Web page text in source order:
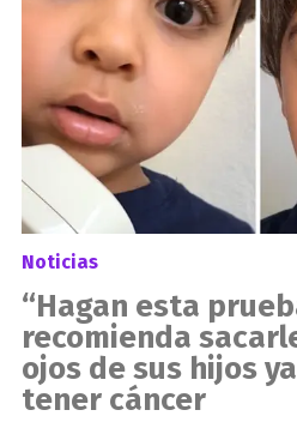
Noticias
“Hagan esta
recomienda
ojos de sus hijos
tener cáncer